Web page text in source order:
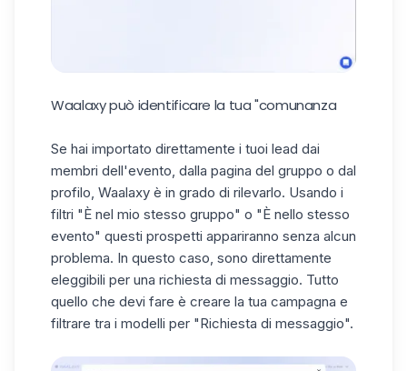
Waalaxy può identificare la tua "comunanza
Se hai importato direttamente i tuoi lead dai
membri dell'evento, dalla pagina del gruppo o dal
profilo, Waalaxy è in grado di rilevarlo. Usando i
filtri "È nel mio stesso gruppo" o "È nello stesso
evento" questi prospetti appariranno senza alcun
problema. In questo caso, sono direttamente
eleggibili per una richiesta di messaggio. Tutto
quello che devi fare è creare la tua campagna e
filtrare tra i modelli per "Richiesta di messaggio".